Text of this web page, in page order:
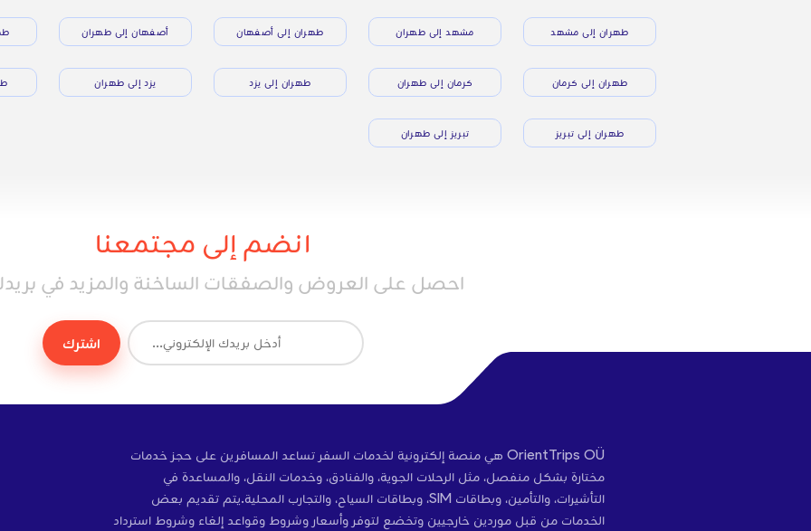
طهران إلى مشهد مشهد إلى طهران طهران إلى أصفهان أصفهان إلى طهران
طهران إلى كرمان كرمان إلى طهران طهران إلى يزد يزد إلى طهران
طهران إلى تبريز تبريز إلى طهران
انضم إلى مجتمعنا
احصل على العروض والصفقات الساخنة والمزيد في بريدك
اشترك
OrientTrips OÜ هي منصة إلكترونية لخدمات السفر تساعد المسافرين على حجز خدمات
مختارة بشكل منفصل، مثل الرحلات الجوية، والفنادق، وخدمات النقل، والمساعدة في
التأشيرات، والتأمين، وبطاقات SIM، وبطاقات السياح، والتجارب المحلية.يتم تقديم بعض
الخدمات من قبل موردين خارجيين وتخضع لتوفر وأسعار وشروط وقواعد إلغاء وشروط استرداد